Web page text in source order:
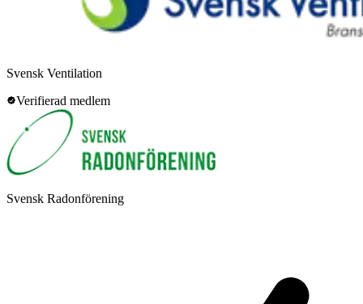
Svensk Ventilation
Verifierad medlem
Svensk Radonförening